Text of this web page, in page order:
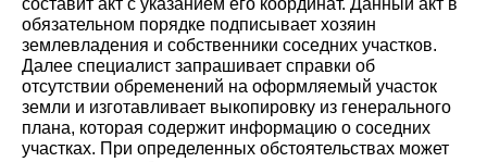
обязательном порядке подписывает хозяин
землевладения и собственники соседних участков.
Далее специалист запрашивает справки об
отсутствии обременений на оформляемый участок
земли и изготавливает выкопировку из генерального
плана, которая содержит информацию о соседних
участках. При определенных обстоятельствах может